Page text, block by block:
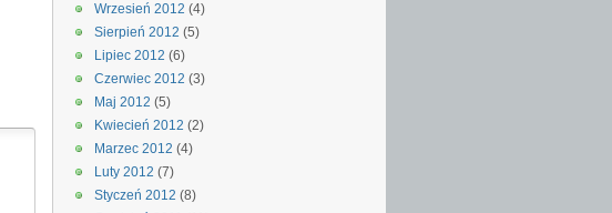
Wrzesień 2012 (4)
Sierpień 2012 (5)
Lipiec 2012 (6)
Czerwiec 2012 (3)
Maj 2012 (5)
Kwiecień 2012 (2)
Marzec 2012 (4)
Luty 2012 (7)
Styczeń 2012 (8)